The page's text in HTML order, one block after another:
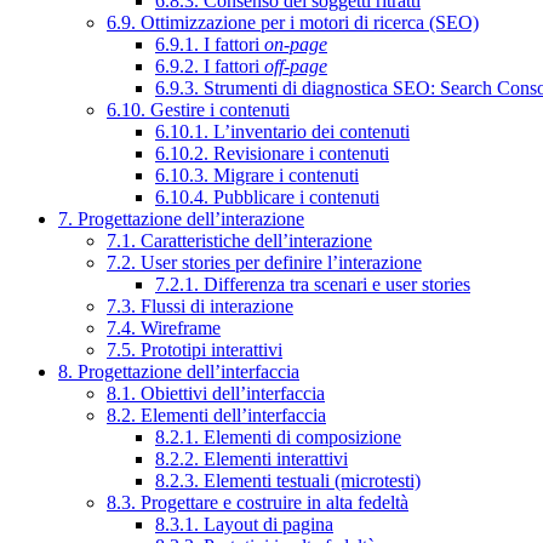
6.9. Ottimizzazione per i motori di ricerca (SEO)
6.9.1. I fattori on-page
6.9.2. I fattori off-page
6.9.3. Strumenti di diagnostica SEO: Search
6.10. Gestire i contenuti
6.10.1. L’inventario dei contenuti
6.10.2. Revisionare i contenuti
6.10.3. Migrare i contenuti
6.10.4. Pubblicare i contenuti
7. Progettazione dell’interazione
7.1. Caratteristiche dell’interazione
7.2. User stories per definire l’interazione
7.2.1. Differenza tra scenari e user stories
7.3. Flussi di interazione
7.4. Wireframe
7.5. Prototipi interattivi
8. Progettazione dell’interfaccia
8.1. Obiettivi dell’interfaccia
8.2. Elementi dell’interfaccia
8.2.1. Elementi di composizione
8.2.2. Elementi interattivi
8.2.3. Elementi testuali (microtesti)
8.3. Progettare e costruire in alta fedeltà
8.3.1. Layout di pagina